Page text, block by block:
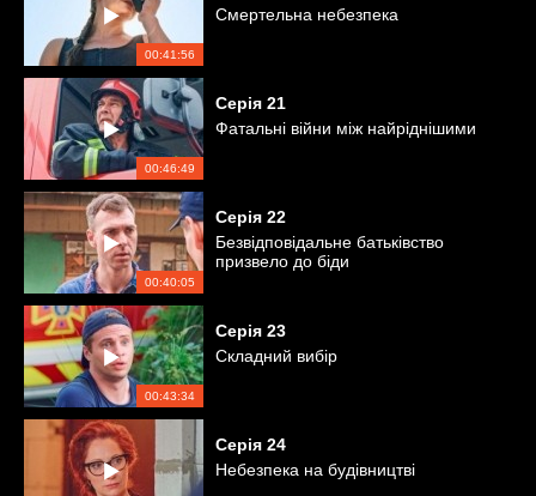
00:41:56
Смертельна небезпека
00:46:49
Серія 21
Фатальні війни між найріднішими
00:40:05
Серія 22
Безвідповідальне батьківство
призвело до біди
00:43:34
Серія 23
Складний вибір
Серія 24
Небезпека на будівництві